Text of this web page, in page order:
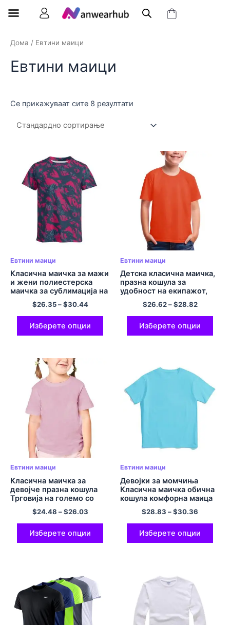
Дома / Евтини маици
Евтини маици
Се прикажуваат сите 8 резултати
Евтини маици
Класична маичка за мажи
и жени полиестерска
маичка за сублимација на
ткаенини со целосен
печатење
$26.35–$30.44
Изберете опции
Евтини маици
Детска класична маичка,
празна кошула за
удобност на екипажот,
маица со врат Гилдан
76000 Кошули Памучни
повеќебојни
$26.62–$28.82
Изберете опции
Евтини маици
Класична маичка за
девојче празна кошула
Трговија на големо со
маичка Comfort Crew
врат Памучна кошула
повеќебојна
$24.48 –$26.03
Изберете опции
Евтини маици
Девојки за момчиња
Класична маичка обична
кошула комфорна маица
со врат, памучни кошули
во боја
$28.83 –$30.36
Изберете опции